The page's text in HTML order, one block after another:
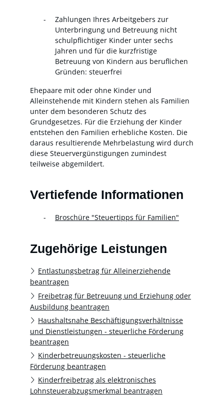
Zahlungen Ihres Arbeitgebers zur
Unterbringung und Betreuung nicht
schulpflichtiger Kinder unter sechs
Jahren und für die kurzfristige
Betreuung von Kindern aus beruflichen
Gründen: steuerfrei
Ehepaare mit oder ohne Kinder und
Alleinstehende mit Kindern stehen als Familien
unter dem besonderen Schutz des
Grundgesetzes. Für die Erziehung der Kinder
entstehen den Familien erhebliche Kosten. Die
daraus resultierende Mehrbelastung wird durch
diese Steuervergünstigungen zumindest
teilweise abgemildert.
Vertiefende Informationen
Broschüre "Steuertipps für Familien"
Zugehörige Leistungen
Entlastungsbetrag für Alleinerziehende
beantragen
Freibetrag für Betreuung und Erziehung oder
Ausbildung beantragen
Haushaltsnahe Beschäftigungsverhältnisse
und Dienstleistungen - steuerliche Förderung
beantragen
Kinderbetreuungskosten - steuerliche
Förderung beantragen
Kinderfreibetrag als elektronisches
Lohnsteuerabzugsmerkmal beantragen